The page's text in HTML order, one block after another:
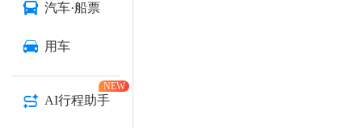
汽车·船票
用车
AI行程助手
NEW